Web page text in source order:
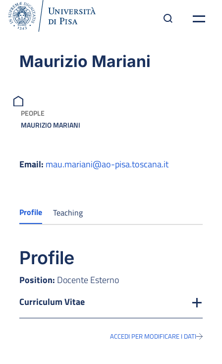
Maurizio Mariani
PEOPLE
MAURIZIO MARIANI
Email: mau.mariani@ao-pisa.toscana.it
Profile Teaching
Profile
Position: Docente Esterno
Curriculum Vitae
ACCEDI PER MODIFICARE I DATI